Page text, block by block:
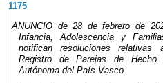
1175
ANUNCIO de 28 de febrero de
Infancia, Adolescencia y
notifican resoluciones relativas
Registro de Parejas de Hecho
Autónoma del País Vasco.